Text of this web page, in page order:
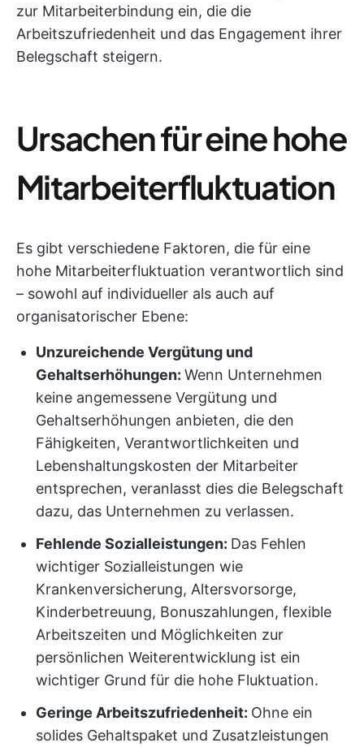
zur Mitarbeiterbindung ein, die die
Arbeitszufriedenheit und das Engagement ihrer
Belegschaft steigern.
Ursachen für eine hohe
Mitarbeiterfluktuation
Es gibt verschiedene Faktoren, die für eine
hohe Mitarbeiterfluktuation verantwortlich sind
– sowohl auf individueller als auch auf
organisatorischer Ebene:
Unzureichende Vergütung und
Gehaltserhöhungen: Wenn Unternehmen
keine angemessene Vergütung und
Gehaltserhöhungen anbieten, die den
Fähigkeiten, Verantwortlichkeiten und
Lebenshaltungskosten der Mitarbeiter
entsprechen, veranlasst dies die Belegschaft
dazu, das Unternehmen zu verlassen.
Fehlende Sozialleistungen: Das Fehlen
wichtiger Sozialleistungen wie
Krankenversicherung, Altersvorsorge,
Kinderbetreuung, Bonuszahlungen, flexible
Arbeitszeiten und Möglichkeiten zur
persönlichen Weiterentwicklung ist ein
wichtiger Grund für die hohe Fluktuation.
Geringe Arbeitszufriedenheit: Ohne ein
solides Gehaltspaket und Zusatzleistungen